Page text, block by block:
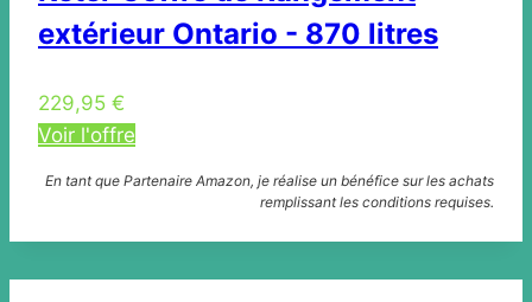
extérieur Ontario - 870 litres
229,95 €
Voir l'offre
En tant que Partenaire Amazon, je réalise un bénéfice sur les achats
remplissant les conditions requises.